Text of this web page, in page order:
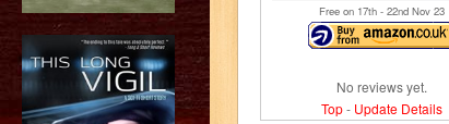
Free on 17th- 22ndNov 23
No reviews yet.
Top- Update Details